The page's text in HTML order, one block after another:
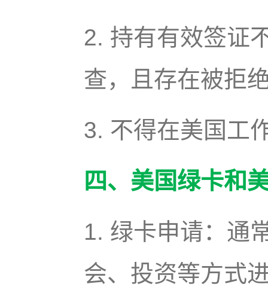
2. 持有有效签证
查，且存在被拒
3. 不得在美国工
四、美国绿卡和
1. 绿卡申请：通
会、投资等方式